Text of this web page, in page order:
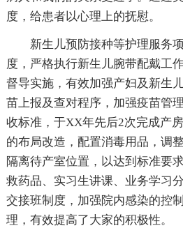
度，给患者以心理上的抚慰。
新生儿预防接种等护理服务项
度，严格执行新生儿腕带配戴工
督导实施，有效加强产妇及新生
苗上报及查对程序，加强疫苗管
收标准，于XX年先后2次完成产
的布局改造，配置消毒用品，调
隔离待产室位置，以达到标准要
救药品、实习生讲课、业务学习
交接班制度，加强院内感染的控
理，有效提高了大家的积极性。